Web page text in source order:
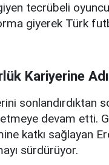
tecrübeli
giyerek Türk
Kariyerine
sonlandırdıktan
devam etti.
katkı sağlayan
sürdürüyor.